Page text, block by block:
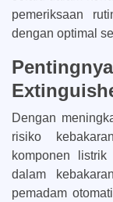
pemeriksaan
dengan optimal
Dengan
risiko
komponen
dalam
pemadam